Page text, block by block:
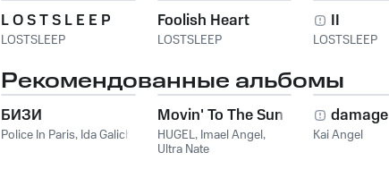
L O S T S L E E P
LOSTSLEEP
Foolish Heart
LOSTSLEEP
II
LOSTSLEEP
Рекомендованные альбомы
БИЗИ
Police In Paris, Ida Galich
Movin' To The Sun
HUGEL, Imael Angel,
Ultra Nate
damage
Kai Angel